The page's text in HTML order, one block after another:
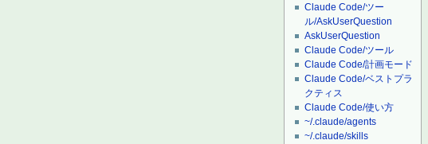
Claude Code/ツー
ル/AskUserQuestion
AskUserQuestion
Claude Code/ツール
Claude Code/計画モード
Claude Code/ベストプラ
クティス
Claude Code/使い方
~/.claude/agents
~/.claude/skills